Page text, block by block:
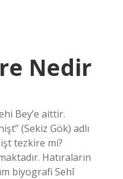
Nedir
Bey’e aittir.
(Sekiz Gök) adlı
tezkire mi?
Hatıraların
biyografi Sehî